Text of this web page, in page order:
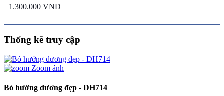
1.300.000 VND
Thống kê truy cập
Zoom ảnh
Bó hướng dương đẹp - DH714